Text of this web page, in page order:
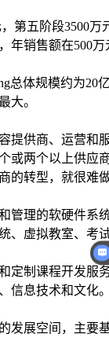
第五阶段3500万
年销售额在500
总体规模约为20
大。
提供商、运营和
或两个以上供应
的转型，就很难
管理的软硬件系
、虚拟教室、考
定制课程开发服
信息技术和文化
发展空间，主要